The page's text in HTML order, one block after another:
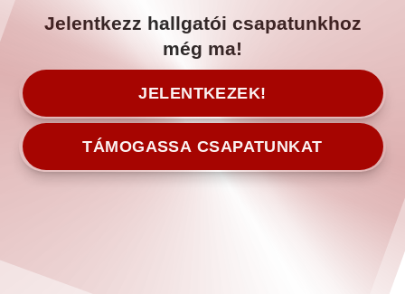
Jelentkezz hallgatói csapatunkhoz
még ma!
JELENTKEZEK!
TÁMOGASSA CSAPATUNKAT